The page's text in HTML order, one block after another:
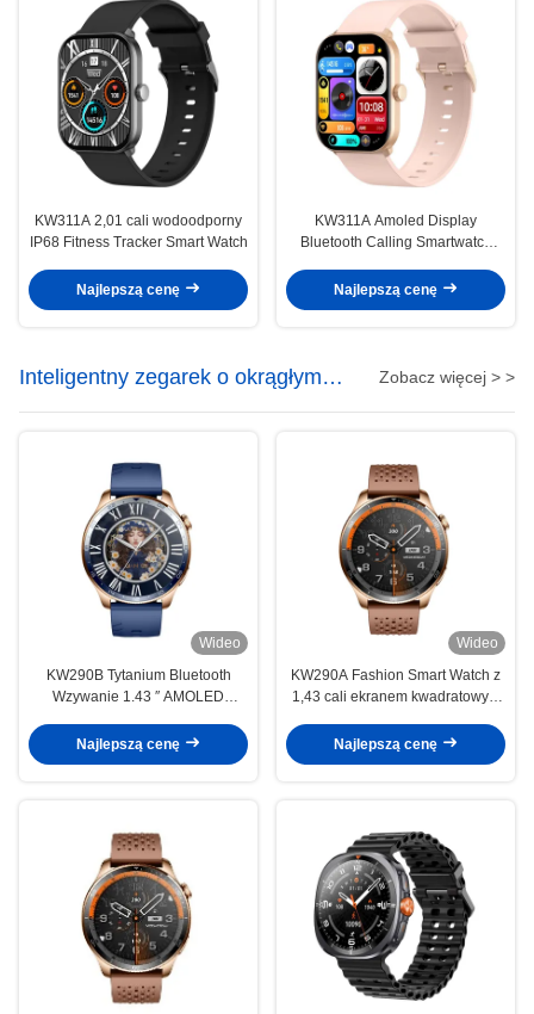
KW311A 2,01 cali wodoodporny
IP68 Fitness Tracker Smart Watch
Najlepszą cenę
KW311A Amoled Display
Bluetooth Calling Smartwatch
Najlepszą cenę
Inteligentny zegarek o okrągłym
kształcie
Zobacz więcej > >
Wideo
KW290B Tytanium Bluetooth
Wzywanie 1.43 ′′ AMOLED
sportowe Monitoring stresu
zdrowotnego dla aktywnego stylu
Najlepszą cenę
Wideo
KW290A Fashion Smart Watch z
1,43 cali ekranem kwadratowym
tlenu krwi
Najlepszą cenę